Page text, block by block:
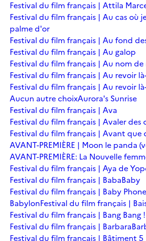
Festival du film français | Attila
Festival du film français | Au cas où
palme d'or
Festival du film français | Au fond
Festival du film français | Au galop
Festival du film français | Au nom
Festival du film français | Au revoir
Festival du film français | Au revoir
Aucun autre choixAurora's Sunrise
Festival du film français | Ava
Festival du film français | Avaler des
Festival du film français | Avant
AVANT-PREMIÈRE | Moon le panda
AVANT-PREMIÈRE: La Nouvelle
Festival du film français | Aya de
Festival du film français | BabaBaby
Festival du film français | Baby Phone
BabylonFestival du film français |
Festival du film français | Bang Bang !
Festival du film français | Barbara
Festival du film français | Bâtiment 5